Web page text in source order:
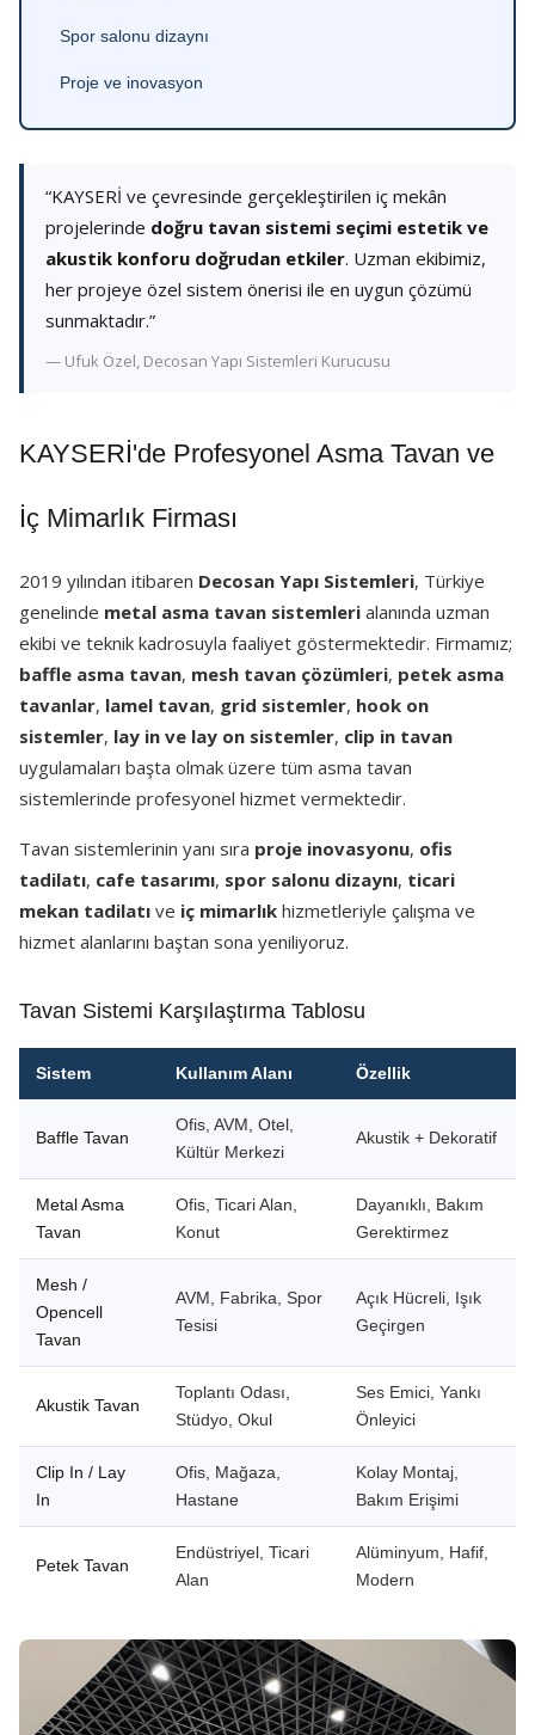
Spor salonu dizaynı
Proje ve inovasyon
“KAYSERİ ve çevresinde gerçekleştirilen iç mekân
projelerinde doğru tavan sistemi seçimi estetik ve
akustik konforu doğrudan etkiler. Uzman ekibimiz,
her projeye özel sistem önerisi ile en uygun çözümü
sunmaktadır.”
— Ufuk Özel, Decosan Yapı Sistemleri Kurucusu
KAYSERİ'de Profesyonel Asma Tavan ve
İç Mimarlık Firması
2019 yılından itibaren Decosan Yapı Sistemleri, Türkiye
genelinde metal asma tavan sistemleri alanında uzman
ekibi ve teknik kadrosuyla faaliyet göstermektedir. Firmamız;
baffle asma tavan, mesh tavan çözümleri, petek asma
tavanlar, lamel tavan, grid sistemler, hook on
sistemler, lay in ve lay on sistemler, clip in tavan
uygulamaları başta olmak üzere tüm asma tavan
sistemlerinde profesyonel hizmet vermektedir.
Tavan sistemlerinin yanı sıra proje inovasyonu, ofis
tadilatı, cafe tasarımı, spor salonu dizaynı, ticari
mekan tadilatı ve iç mimarlık hizmetleriyle çalışma ve
hizmet alanlarını baştan sona yeniliyoruz.
Tavan Sistemi Karşılaştırma Tablosu
Sistem Kullanım Alanı Özellik
Baffle Tavan
Ofis, AVM, Otel,
Kültür Merkezi
Akustik + Dekoratif
Metal Asma
Tavan
Ofis, Ticari Alan,
Konut
Dayanıklı, Bakım
Gerektirmez
Mesh /
Opencell
Tavan
AVM, Fabrika, Spor
Tesisi
Açık Hücreli, Işık
Geçirgen
Akustik Tavan
Toplantı Odası,
Stüdyo, Okul
Ses Emici, Yankı
Önleyici
Clip In / Lay
In
Ofis, Mağaza,
Hastane
Kolay Montaj,
Bakım Erişimi
Petek Tavan
Endüstriyel, Ticari
Alan
Alüminyum, Hafif,
Modern